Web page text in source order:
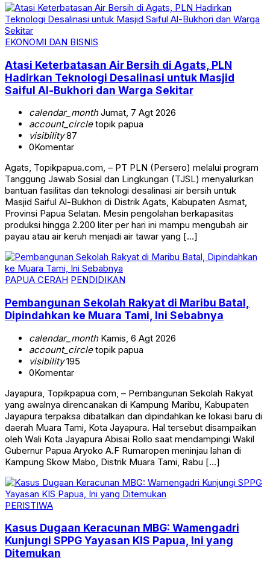
EKONOMI DAN BISNIS
Atasi Keterbatasan Air Bersih di Agats, PLN
Hadirkan Teknologi Desalinasi untuk Masjid
Saiful Al-Bukhori dan Warga Sekitar
calendar_monthJumat, 7 Agt 2026
account_circletopik papua
visibility87
0Komentar
Agats, Topikpapua.com, – PT PLN (Persero) melalui program
Tanggung Jawab Sosial dan Lingkungan (TJSL) menyalurkan
bantuan fasilitas dan teknologi desalinasi air bersih untuk
Masjid Saiful Al-Bukhori di Distrik Agats, Kabupaten Asmat,
Provinsi Papua Selatan. Mesin pengolahan berkapasitas
produksi hingga 2.200 liter per hari ini mampu mengubah air
payau atau air keruh menjadi air tawar yang […]
PAPUA CERAH PENDIDIKAN
Pembangunan Sekolah Rakyat di Maribu Batal,
Dipindahkan ke Muara Tami, Ini Sebabnya
calendar_monthKamis, 6 Agt 2026
account_circletopik papua
visibility195
0Komentar
Jayapura, Topikpapua com, – Pembangunan Sekolah Rakyat
yang awalnya direncanakan di Kampung Maribu, Kabupaten
Jayapura terpaksa dibatalkan dan dipindahkan ke lokasi baru di
daerah Muara Tami, Kota Jayapura. Hal tersebut disampaikan
oleh Wali Kota Jayapura Abisai Rollo saat mendampingi Wakil
Gubernur Papua Aryoko A.F Rumaropen meninjau lahan di
Kampung Skow Mabo, Distrik Muara Tami, Rabu […]
PERISTIWA
Kasus Dugaan Keracunan MBG: Wamengadri
Kunjungi SPPG Yayasan KIS Papua, Ini yang
Ditemukan